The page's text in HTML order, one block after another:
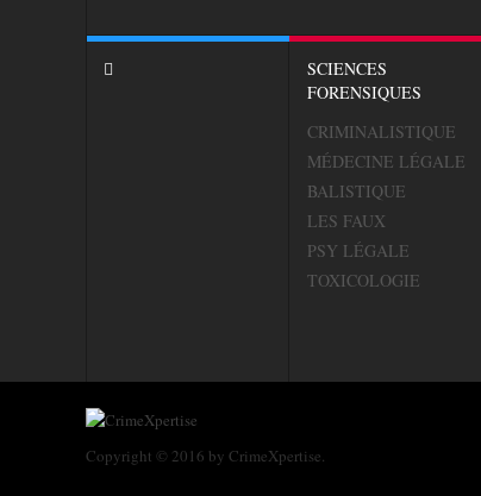
SCIENCES
FORENSIQUES
CRIMINALISTIQUE
MÉDECINE LÉGALE
BALISTIQUE
LES FAUX
PSY LÉGALE
TOXICOLOGIE
Copyright © 2016 by CrimeXpertise.